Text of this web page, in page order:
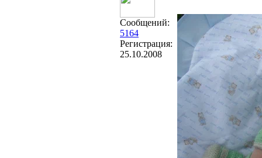
Сообщений:
5164
Регистрация:
25.10.2008